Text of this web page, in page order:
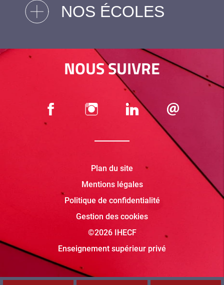
NOS ÉCOLES
NOUS SUIVRE
Plan du site
Mentions légales
Politique de confidentialité
Gestion des cookies
©2026 IHECF
Enseignement supérieur privé